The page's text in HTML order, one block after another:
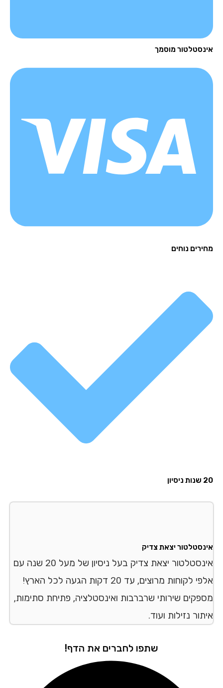
מוסמך
נוחים
יצאת צדיק
אינסטלטור יצאת צדיק בעל ניסיון של מעל 20 שנה עם
אלפי לקוחות מרוצים, עד 20 דקות הגעה לכל הארץ!
שירותי שרברבות ואינסטלציה, פתיחת סתימות,
נזילות ועוד.
שתפו לחברים את הדף!